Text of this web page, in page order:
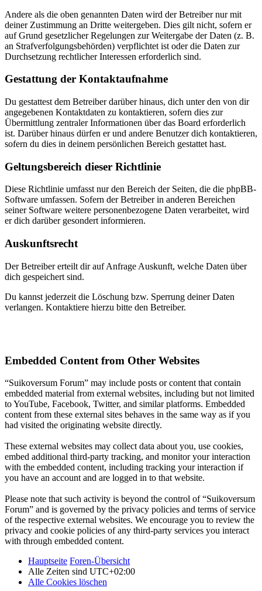
Andere als die oben genannten Daten wird der Betreiber nur mit
deiner Zustimmung an Dritte weitergeben. Dies gilt nicht, sofern er
auf Grund gesetzlicher Regelungen zur Weitergabe der Daten (z. B.
an Strafverfolgungsbehörden) verpflichtet ist oder die Daten zur
Durchsetzung rechtlicher Interessen erforderlich sind.
Gestattung der Kontaktaufnahme
Du gestattest dem Betreiber darüber hinaus, dich unter den von dir
angegebenen Kontaktdaten zu kontaktieren, sofern dies zur
Übermittlung zentraler Informationen über das Board erforderlich
ist. Darüber hinaus dürfen er und andere Benutzer dich kontaktieren,
sofern du dies in deinem persönlichen Bereich gestattet hast.
Geltungsbereich dieser Richtlinie
Diese Richtlinie umfasst nur den Bereich der Seiten, die die phpBB-
Software umfassen. Sofern der Betreiber in anderen Bereichen
seiner Software weitere personenbezogene Daten verarbeitet, wird
er dich darüber gesondert informieren.
Auskunftsrecht
Der Betreiber erteilt dir auf Anfrage Auskunft, welche Daten über
dich gespeichert sind.
Du kannst jederzeit die Löschung bzw. Sperrung deiner Daten
verlangen. Kontaktiere hierzu bitte den Betreiber.
Embedded Content from Other Websites
“Suikoversum Forum” may include posts or content that contain
embedded material from external websites, including but not limited
to YouTube, Facebook, Twitter, and similar platforms. Embedded
content from these external sites behaves in the same way as if you
had visited the originating website directly.
These external websites may collect data about you, use cookies,
embed additional third-party tracking, and monitor your interaction
with the embedded content, including tracking your interaction if
you have an account and are logged in to that website.
Please note that such activity is beyond the control of “Suikoversum
Forum” and is governed by the privacy policies and terms of service
of the respective external websites. We encourage you to review the
privacy and cookie policies of any third-party services you interact
with through embedded content.
Hauptseite Foren-Übersicht
Alle Zeiten sind UTC+02:00
Alle Cookies löschen